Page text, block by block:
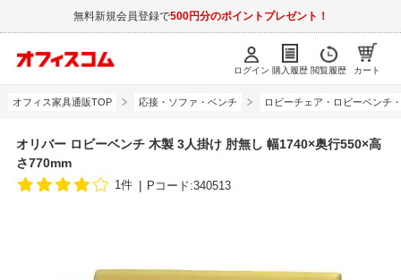
無料新規会員登録で500円分のポイントプレゼント！
ログイン 購入履歴 閲覧履歴 カート
オフィス家具通販TOP 応接・ソファ・ベンチ ロビーチェア・ロビーベンチ
オリバー ロビーベンチ 木製 3人掛け 肘無し 幅1740×奥行550×高
さ770mm
1件 Pコード:340513